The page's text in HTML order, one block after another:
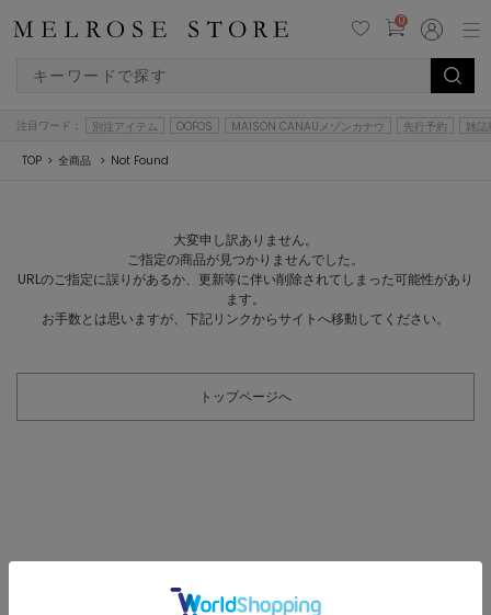
0
注目ワード： 別注アイテム OOFOS MAISON CANAUメゾンカナウ 先行予約 雑誌
TOP 全商品 Not Found
大変申し訳ありません。
ご指定の商品が見つかりませんでした。
URLのご指定に誤りがあるか、更新等に伴い削除されてしまった可能性があり
ます。
お手数とは思いますが、下記リンクからサイトへ移動してください。
トップページへ